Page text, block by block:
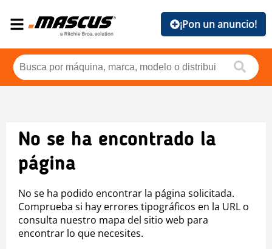
¡Pon un anuncio!
No se ha encontrado la
página
No se ha podido encontrar la página solicitada.
Comprueba si hay errores tipográficos en la URL o
consulta nuestro mapa del sitio web para
encontrar lo que necesites.